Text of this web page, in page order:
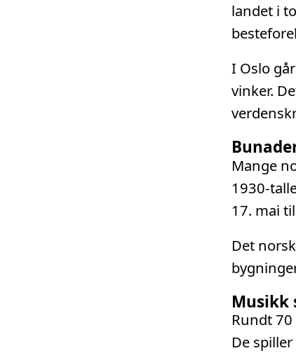
landet i
I Oslo
vinker.
Mange
1930-
17. mai
Det
Musikk
Rundt
De